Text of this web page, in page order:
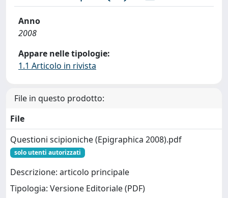
Anno
2008
Appare nelle tipologie:
1.1 Articolo in rivista
File in questo prodotto:
File
Questioni scipioniche (Epigraphica 2008).pdf
solo utenti autorizzati
Descrizione: articolo principale
Tipologia: Versione Editoriale (PDF)